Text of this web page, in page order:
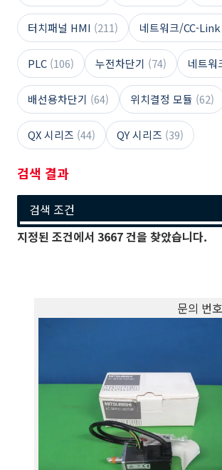
터치패널 HMI (211) 네트워크/CC-
PLC (106) 누전차단기 (74) 네트워
배선용차단기 (64) 위치결정 모듈 (62)
QX 시리즈 (44) QY 시리즈 (39)
검색 결과
검색 조건
지정된 조건에서 3667건을 찾았습니다.
문의 번